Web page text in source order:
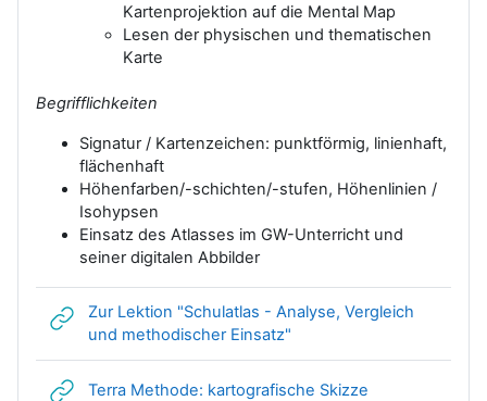
Kartenprojektion auf die Mental Map
Lesen der physischen und thematischen
Karte
Begrifflichkeiten
Signatur / Kartenzeichen: punktförmig, linienhaft,
flächenhaft
Höhenfarben/-schichten/-stufen, Höhenlinien /
Isohypsen
Einsatz des Atlasses im GW-Unterricht und
seiner digitalen Abbilder
Zur Lektion "Schulatlas - Analyse, Vergleich
und methodischer Einsatz"
Terra Methode: kartografische Skizze